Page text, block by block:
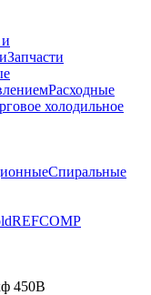
Запчасти
Расходные
холодильное
Спиральные
REFCOMP
450В